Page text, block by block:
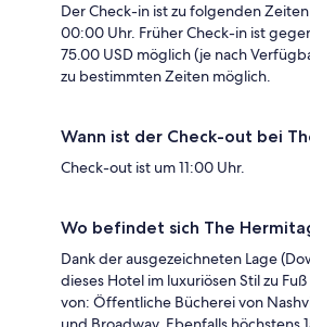
Der Check-in ist zu folgenden
00:00 Uhr. Früher Check-in ist
75.00 USD möglich (je nach
zu bestimmten Zeiten möglich.
Wann ist der Check-out bei
Check-out ist um 11:00 Uhr.
Wo befindet sich The
Dank der ausgezeichneten Lage
dieses Hotel im luxuriösen Stil zu
von: Öffentliche Bücherei von